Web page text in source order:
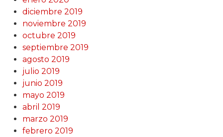
diciembre 2019
noviembre 2019
octubre 2019
septiembre 2019
agosto 2019
julio 2019
junio 2019
mayo 2019
abril 2019
marzo 2019
febrero 2019